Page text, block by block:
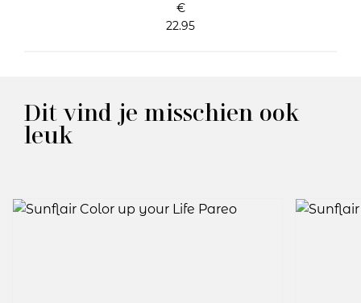
€
22.95
Dit vind je misschien ook
leuk